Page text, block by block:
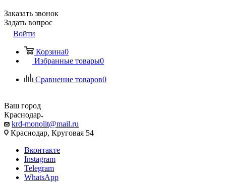
Заказать звонок
Задать вопрос
Войти
Корзина0
Избранные товары0
Сравнение товаров0
Ваш город
Краснодар
krd-monolit@mail.ru
Краснодар, Круговая 54
Вконтакте
Instagram
Telegram
WhatsApp